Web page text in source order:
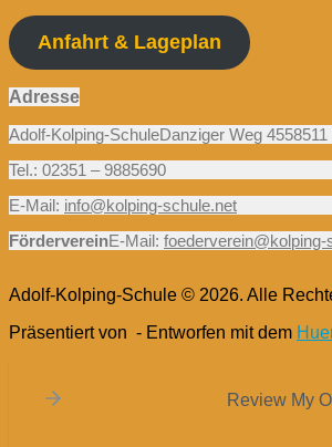
Anfahrt & Lageplan
Adresse
Adolf-Kolping-SchuleDanziger Weg
Tel.: 02351 – 9885690
E-Mail: info@kolping-schule.net
FördervereinE-Mail: foederverein@kolping-
Adolf-Kolping-Schule © 2026. Alle
Präsentiert von - Entworfen mit dem
Review My